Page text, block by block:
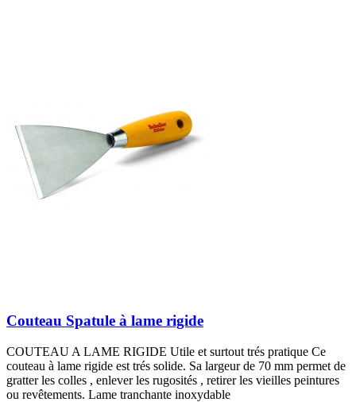
Couteau Spatule à lame rigide
COUTEAU A LAME RIGIDE Utile et surtout trés pratique Ce
couteau à lame rigide est trés solide. Sa largeur de 70 mm permet de
gratter les colles , enlever les rugosités , retirer les vieilles peintures
ou revêtements. Lame tranchante inoxydable